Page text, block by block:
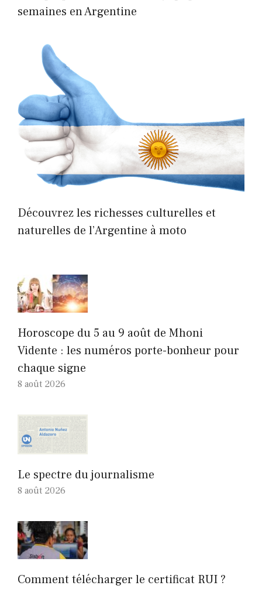
semaines en Argentine
Découvrez les richesses culturelles et
naturelles de l’Argentine à moto
Horoscope du 5 au 9 août de Mhoni
Vidente : les numéros porte-bonheur pour
chaque signe
8 août 2026
Le spectre du journalisme
8 août 2026
Comment télécharger le certificat RUI ?